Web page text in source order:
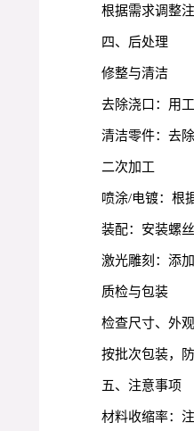
根据需求调整
四、后处理
修整与清洁
去除浇口：用
清洁零件：去
二次加工
喷涂/电镀：根
装配：安装螺
激光雕刻：添
质检与包装
检查尺寸、外
按批次包装，
五、注意事项
材料收缩率：